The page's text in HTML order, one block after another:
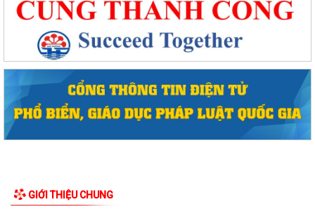
GIỚI THIỆU CHUNG
Phường Hồng Bàng tổng kết và trao giải Cuộc thi chính luận về bảo vệ
PHƯỜNG HỒNG BÀNG NÂNG CAO CHẤT LƯỢNG SINH HOẠT CHI BỘ TỪ
CƠ SỞ
Trường Tiểu học Đinh Tiên Hoàng (phường Hồng Bàng) tăng kiến thức,
kỹ năng phòng chống đuối nước...
Phường Hồng Bàng tập huấn kiến thức về an toàn thực phẩm cho các
KẾT CÔNG TÁC HỘI 6 THÁNG ĐẦU NĂM 2026